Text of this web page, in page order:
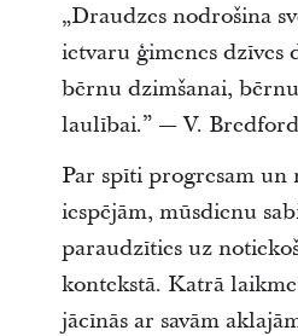
„Draudzes nodrošina
ietvaru ģimenes dzīves
bērnu dzimšanai,
laulībai.” — V.
Par spīti progresam un
iespējām, mūsdienu
paraudzīties uz
kontekstā. Katrā
jācīnās ar savām